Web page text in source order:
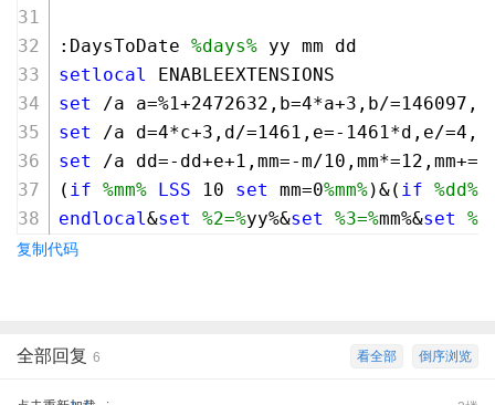
:DaysToDate %days% yy mm dd
setlocal
ENABLEEXTENSIONS
set
/a a=%1+2472632 ,b=4*a+3 ,b/=146097
set
/a d=4*c+3 ,d/=1461 ,e=- 1461*d,e/=4
set
/a dd=-dd+e+1 ,mm=-m/10 ,mm*=12
( if %mm% LSS 10 set mm=0%mm%)&( if %dd%
endlocal&set %2=%yy%&set %3=%mm%&set
复制代码
倒序浏览
看全部
全部回复 6